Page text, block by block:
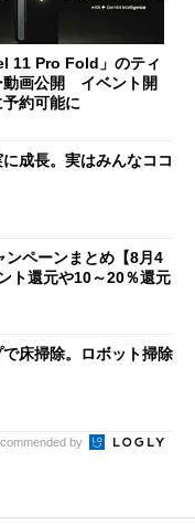
11 Pro Fold」のティ
動画公開 イベント開
約可能に
成長。実はみんなココ
ペーンまとめ【8月4
ト還元や10～20％還元
床掃除。ロボット掃除
by